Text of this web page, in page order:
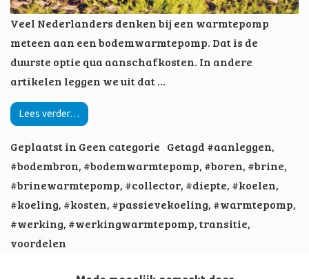
Veel Nederlanders denken bij een warmtepomp
meteen aan een bodemwarmtepomp. Dat is de
duurste optie qua aanschafkosten. In andere
artikelen leggen we uit dat …
Lees verder…
Geplaatst in Geen categorie Getagd #aanleggen,
#bodembron, #bodemwarmtepomp, #boren, #brine,
#brinewarmtepomp, #collector, #diepte, #koelen,
#koeling, #kosten, #passievekoeling, #warmtepomp,
#werking, #werkingwarmtepomp,transitie,
voordelen